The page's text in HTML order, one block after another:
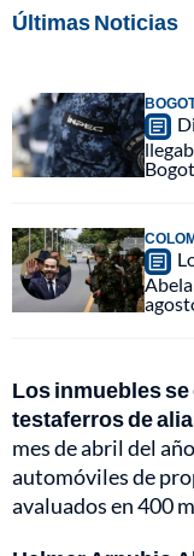
Últimas Noticias
Los inmuebles
testaferros de
mes de abril del
automóviles de
avaluados en 400